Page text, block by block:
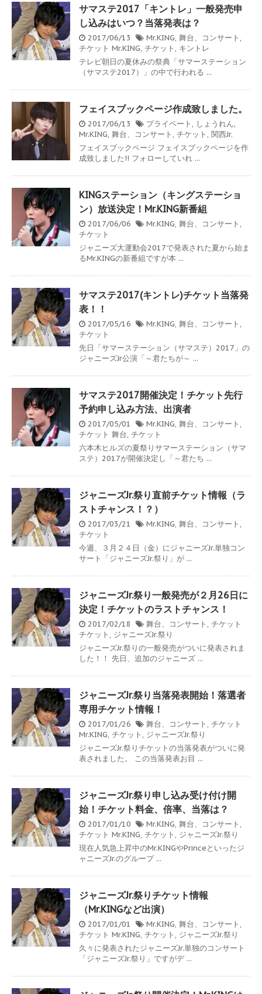
サマステ2017「キントレ」一般発売申
し込みはいつ？当落発表は？
2017/06/13 Mr.KING, 舞台、コンサート ,
チケット Mr.KING, チケット , キントレ
テレビ朝日の夏休みの祭典「サマーステーション
（サマステ2017）」の中で行われる ...
フェイスブックページ作成致しました。
2017/06/13 プライベート , しょうれん,
Mr.KING, 舞台、コンサート , チケット , 関西Jr.
フェイスブックページ フェイスブックページを作
成致しました!! フォローしていれ ...
KINGステーション（キングステーショ
ン）放送決定！Mr.KING新番組
2017/06/06 Mr.KING, 舞台、コンサート ,
チケット
ジャニーズ大運動会2017で発表された夏から始ま
るMr.KINGの新番組ですが本 ...
サマステ2017(キントレ)チケット当落発
表！！
2017/05/16 Mr.KING, 舞台、コンサート ,
チケット
先日「サマーステーション（サマステ）2017」の
ジャニーズJr公演「～君たちが～ ...
サマステ2017開催決定！チケット先行
予約申し込み方法、出演者
2017/05/01 Mr.KING, 舞台、コンサート ,
チケット 舞台, チケット
六本木ヒルズの夏祭りサマーステーション（サマ
ステ）2017が開催決定し「～君たち ...
ジャニーズJr.祭り直前チケット情報（ラ
ストチャンス！？）
2017/03/21 Mr.KING, 舞台、コンサート ,
チケット
今週、３月２４日（金）にジャニーズJr.単独コン
サート「ジャニーズJr.祭り」が ...
ジャニーズJr.祭り一般発売が２月26日に
決定！チケットのラストチャンス！
2017/02/18 舞台、コンサート , チケット
チケット , ジャニーズJr.祭り
ジャニーズJr.祭りの一般発売がついに発表されま
した！！ 先日、追加のジャニーズ ...
ジャニーズJr.祭り当落発表開始！落選者
専用チケット情報！
2017/01/26 舞台、コンサート , チケット
Mr.KING, チケット , ジャニーズJr.祭り
ジャニーズJr.祭りチケットの当落発表がついに発
表されました。 この当落発表お目 ...
ジャニーズJr.祭り申し込み受け付け開
始！チケット料金、倍率、当落は？
2017/01/10 Mr.KING, 舞台、コンサート ,
チケット Mr.KING, チケット , ジャニーズJr.祭り
現在人気急上昇中のMr.KINGやPrinceといったジ
ャニーズJr.のグループ ...
ジャニーズJr.祭りチケット情報
（Mr.KINGなど出演）
2017/01/01 Mr.KING, 舞台、コンサート ,
チケット Mr.KING, チケット , ジャニーズJr.祭り
久々に発表されたジャニーズJr.単独のコンサート
「ジャニーズJr.祭り」ですがデ ...